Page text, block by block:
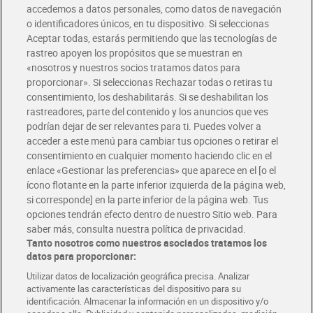
Envío gratis por compras superiores a 100€
Envío estandar por 4,99€
Glovo y Uber Eats
Solicita tu factura de Glovo o Uber Eats
Únete al CLUB Dia
Disfruta las ventajas y ofertas exclusivas.
Descárgate la APP Dia
Folletos y Tiendas
Descubre las mejores ofertas y busca tu tienda más cercana
Tarjeta MaX Dia
Te devuelve hasta 8€/mes de tus compras.
¡Solicita tu tarjeta de crédito aquí!
COMER MEJOR CADA DIA
accedemos a datos personales, como datos de navegación
o identificadores únicos, en tu dispositivo. Si seleccionas
Aceptar todas, estarás permitiendo que las tecnologías de
rastreo apoyen los propósitos que se muestran en
«nosotros y nuestros socios tratamos datos para
proporcionar». Si seleccionas Rechazar todas o retiras tu
consentimiento, los deshabilitarás. Si se deshabilitan los
rastreadores, parte del contenido y los anuncios que ves
podrían dejar de ser relevantes para ti. Puedes volver a
acceder a este menú para cambiar tus opciones o retirar el
consentimiento en cualquier momento haciendo clic en el
enlace «Gestionar las preferencias» que aparece en el [o el
ícono flotante en la parte inferior izquierda de la página web,
si corresponde] en la parte inferior de la página web. Tus
opciones tendrán efecto dentro de nuestro Sitio web. Para
saber más, consulta nuestra política de privacidad.
Tanto nosotros como nuestros asociados tratamos los
datos para proporcionar:
Utilizar datos de localización geográfica precisa. Analizar
activamente las características del dispositivo para su
identificación. Almacenar la información en un dispositivo y/o